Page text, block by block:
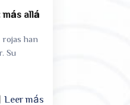
más allá
han
Su
Leer más